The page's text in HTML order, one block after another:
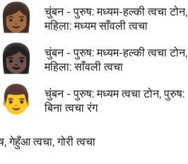
चुंबन - पुरुष: मध्यम-हल्की त्वचा टोन,
महिला: मध्यम साँवली त्वचा
चुंबन - पुरुष: मध्यम-हल्की त्वचा टोन,
महिला: साँवली त्वचा
चुंबन - पुरुष: मध्यम त्वचा टोन, पुरुष:
बिना त्वचा रंग
त्वचा, गोरी त्वचा